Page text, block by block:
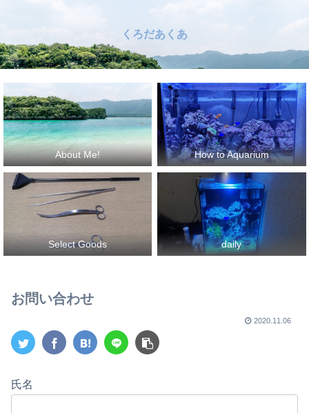
くろだあくあ
About Me! How to Aquarium
Select Goods daily
お問い合わせ
2020.11.06
氏名